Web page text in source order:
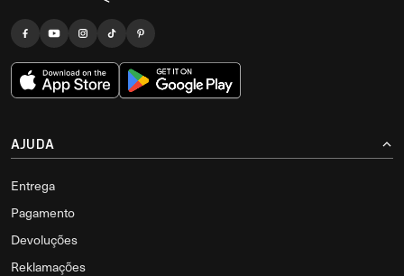
AJUDA
Entrega
Pagamento
Devoluções
Reklamações